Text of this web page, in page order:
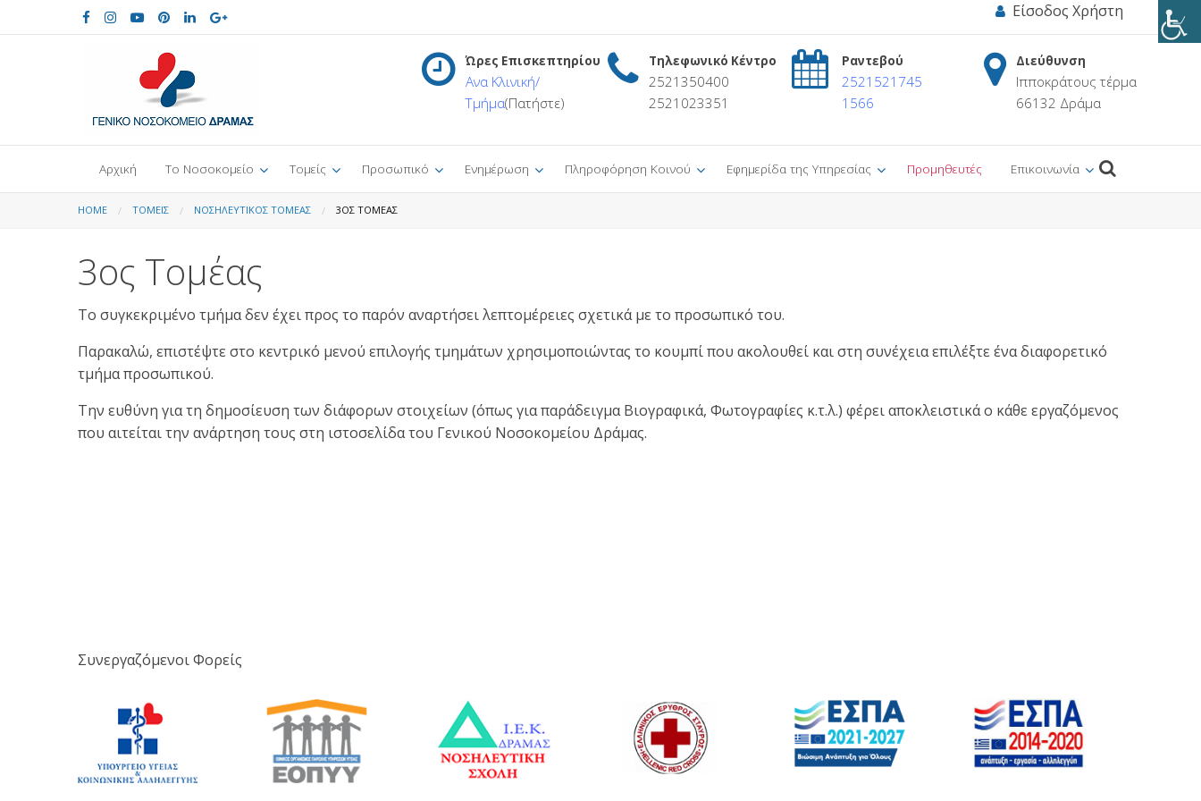
Είσοδος Χρήστη
Ώρες Επισκεπτηρίου
Ανα Κλινική/
Τμήμα(Πατήστε)
Τηλεφωνικό Κέντρο
2521350400
2521023351
Ραντεβού
2521521745
1566
Διεύθυνση
Ιπποκράτους τέρμα
66132 Δράμα
Αρχική Το Νοσοκομείο Τομείς Προσωπικό Ενημέρωση Πληροφόρηση Κοινού Εφημερίδα της Υπηρεσίας Προμηθευτές Επικοινωνία
HOME ΤΟΜΕΊΣ ΝΟΣΗΛΕΥΤΙΚΌΣ ΤΟΜΈΑΣ 3ΟΣ ΤΟΜΈΑΣ
3ος Τομέας
Το συγκεκριμένο τμήμα δεν έχει προς το παρόν αναρτήσει λεπτομέρειες σχετικά με το προσωπικό του.
Παρακαλώ, επιστέψτε στο κεντρικό μενού επιλογής τμημάτων χρησιμοποιώντας το κουμπί που ακολουθεί και στη συνέχεια επιλέξτε ένα διαφορετικό
τμήμα προσωπικού.
Την ευθύνη για τη δημοσίευση των διάφορων στοιχείων (όπως για παράδειγμα Βιογραφικά, Φωτογραφίες κ.τ.λ.) φέρει αποκλειστικά ο κάθε εργαζόμενος
που αιτείται την ανάρτηση τους στη ιστοσελίδα του Γενικού Νοσοκομείου Δράμας.
Συνεργαζόμενοι Φορείς